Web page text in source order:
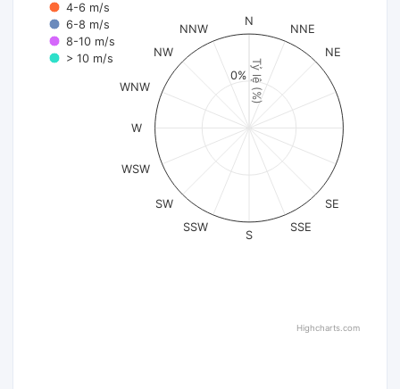
Tỷ lệ (%)
4-6 m/s
6-8 m/s
8-10 m/s
> 10 m/s
N
NNE
NE
SE
SSE
S
SSW
SW
WSW
W
WNW
NW
NNW
0%
Highcharts.com